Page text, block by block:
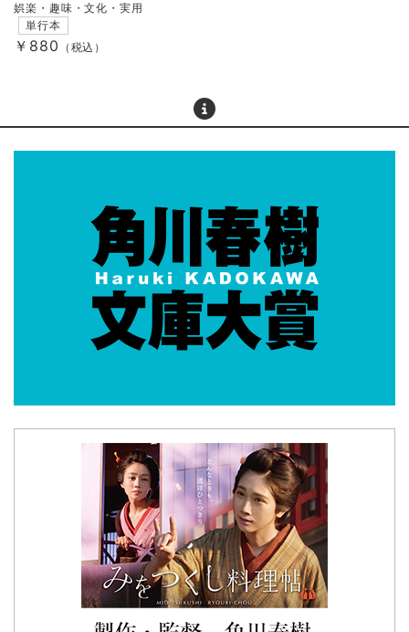
娯楽・趣味・文化・実用
単行本
￥880 （税込）